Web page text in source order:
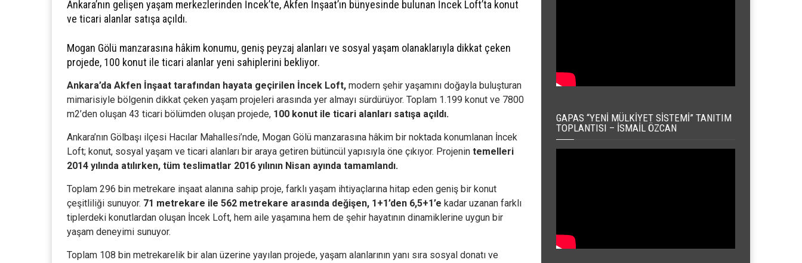
Ankara’nın gelişen yaşam merkezlerinden İncek’te, Akfen İnşaat’ın bünyesinde bulunan İncek Loft’ta konut
ve ticari alanlar satışa açıldı.
Mogan Gölü manzarasına hâkim konumu, geniş peyzaj alanları ve sosyal yaşam olanaklarıyla dikkat çeken
projede, 100 konut ile ticari alanlar yeni sahiplerini bekliyor.
Ankara’da Akfen İnşaat tarafından hayata geçirilen İncek Loft, modern şehir yaşamını doğayla buluşturan
mimarisiyle bölgenin dikkat çeken yaşam projeleri arasında yer almayı sürdürüyor. Toplam 1.199 konut ve 7800
m2’den oluşan 43 ticari bölümden oluşan projede, 100 konut ile ticari alanları satışa açıldı.
Ankara’nın Gölbaşı ilçesi Hacılar Mahallesi’nde, Mogan Gölü manzarasına hâkim bir noktada konumlanan İncek
Loft; konut, sosyal yaşam ve ticari alanları bir araya getiren bütüncül yapısıyla öne çıkıyor. Projenin temelleri
2014 yılında atılırken, tüm teslimatlar 2016 yılının Nisan ayında tamamlandı.
Toplam 296 bin metrekare inşaat alanına sahip proje, farklı yaşam ihtiyaçlarına hitap eden geniş bir konut
çeşitliliği sunuyor. 71 metrekare ile 562 metrekare arasında değişen, 1+1’den 6,5+1’e kadar uzanan farklı
tiplerdeki konutlardan oluşan İncek Loft, hem aile yaşamına hem de şehir hayatının dinamiklerine uygun bir
yaşam deneyimi sunuyor.
Toplam 108 bin metrekarelik bir alan üzerine yayılan projede, yaşam alanlarının yanı sıra sosyal donatı ve
GAPAS “YENI MÜLKIYET SISTEMI” TANITIM
TOPLANTISI – İSMAIL ÖZCAN